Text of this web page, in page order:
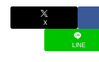
X
LINE